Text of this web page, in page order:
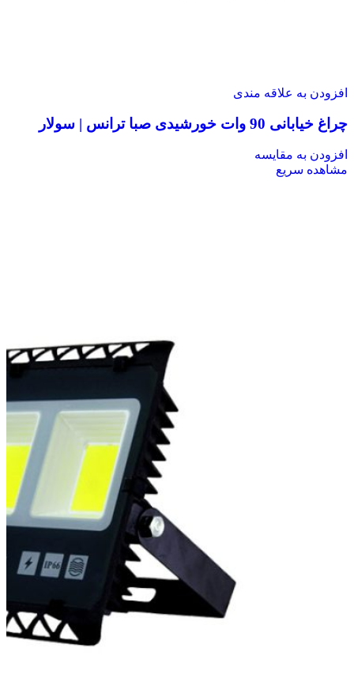
افزودن به علاقه مندی
چراغ خیابانی 90 وات خورشیدی صبا ترانس | سولار
افزودن به مقایسه
مشاهده سریع